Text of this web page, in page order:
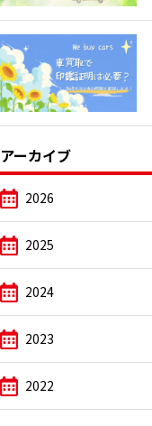
アーカイブ
2026
2025
2024
2023
2022